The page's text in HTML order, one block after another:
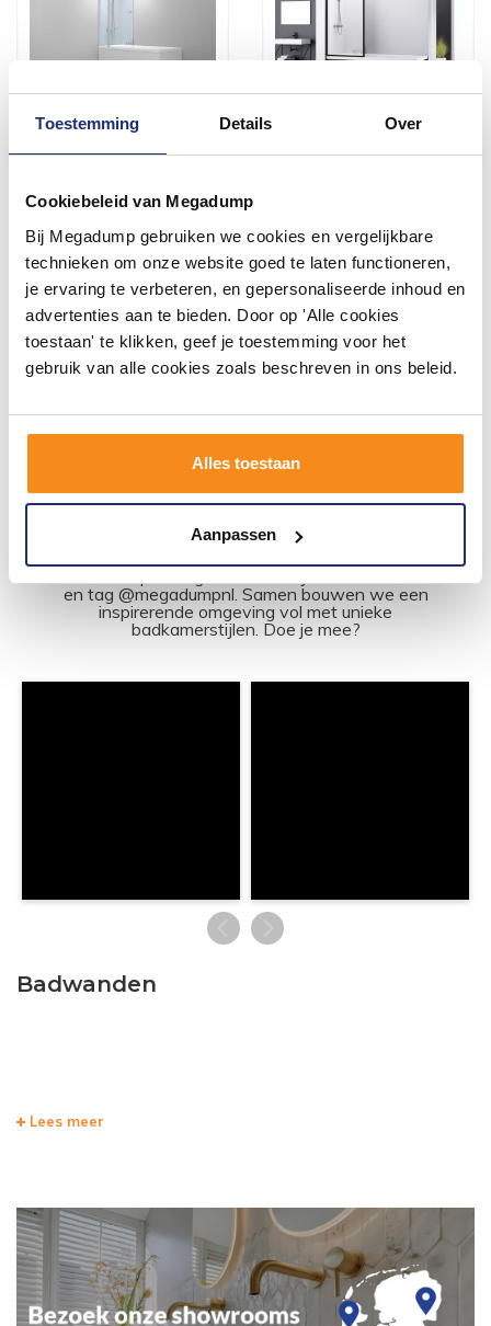
Toestemming Details Over
Cookiebeleid van Megadump
Bij Megadump gebruiken we cookies en vergelijkbare
technieken om onze website goed te laten functioneren,
je ervaring te verbeteren, en gepersonaliseerde inhoud en
advertenties aan te bieden. Door op 'Alle cookies
toestaan' te klikken, geef je toestemming voor het
gebruik van alle cookies zoals beschreven in ons beleid.
Alles toestaan
Aanpassen
mm Chroom
Binnen 3 weken geleverd
671,55
555,00
Meer info
445,00
Meer info
1 2 3 4
#mijndroombadkamer
en tag @megadumpnl. Samen bouwen we een
inspirerende omgeving vol met unieke
badkamerstijlen. Doe je mee?
Badwanden
Lees meer